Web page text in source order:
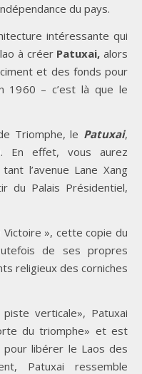
du pays.
intéressante qui
à créer Patuxai, alors
et des fonds pour
1960 – c’est là que le
Triomphe, le Patuxai,
En effet, vous aurez
l’avenue Lane Xang
du Palais Présidentiel,
», cette copie du
de ses propres
religieux des corniches
verticale», Patuxai
du triomphe» et est
libérer le Laos des
Patuxai ressemble